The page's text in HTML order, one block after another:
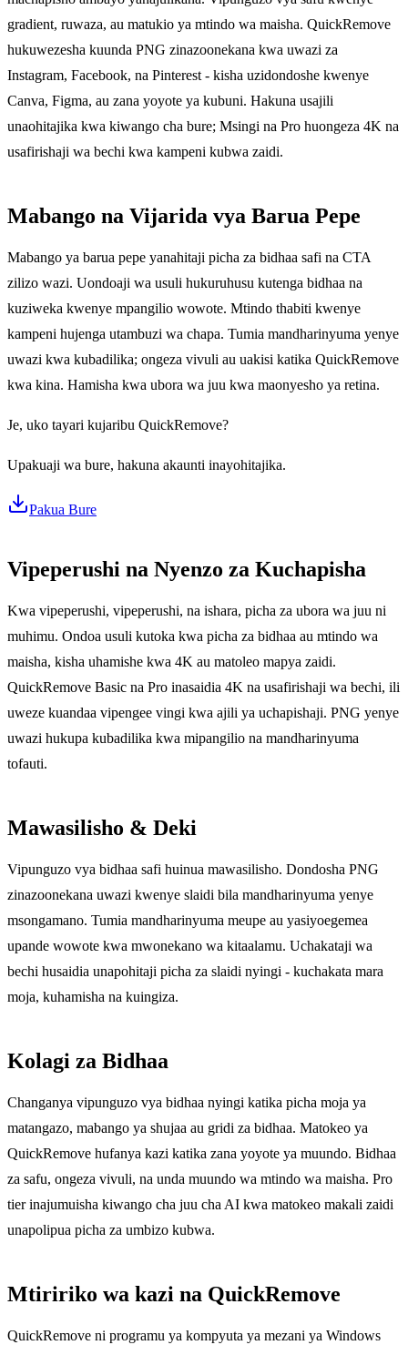
gradient, ruwaza, au matukio ya mtindo wa maisha. QuickRemove
hukuwezesha kuunda PNG zinazoonekana kwa uwazi za
Instagram, Facebook, na Pinterest - kisha uzidondoshe kwenye
Canva, Figma, au zana yoyote ya kubuni. Hakuna usajili
unaohitajika kwa kiwango cha bure; Msingi na Pro huongeza 4K na
usafirishaji wa bechi kwa kampeni kubwa zaidi.
Mabango na Vijarida vya Barua Pepe
Mabango ya barua pepe yanahitaji picha za bidhaa safi na CTA
zilizo wazi. Uondoaji wa usuli hukuruhusu kutenga bidhaa na
kuziweka kwenye mpangilio wowote. Mtindo thabiti kwenye
kampeni hujenga utambuzi wa chapa. Tumia mandharinyuma yenye
uwazi kwa kubadilika; ongeza vivuli au uakisi katika QuickRemove
kwa kina. Hamisha kwa ubora wa juu kwa maonyesho ya retina.
Je, uko tayari kujaribu QuickRemove?
Upakuaji wa bure, hakuna akaunti inayohitajika.
Pakua Bure
Vipeperushi na Nyenzo za Kuchapisha
Kwa vipeperushi, vipeperushi, na ishara, picha za ubora wa juu ni
muhimu. Ondoa usuli kutoka kwa picha za bidhaa au mtindo wa
maisha, kisha uhamishe kwa 4K au matoleo mapya zaidi.
QuickRemove Basic na Pro inasaidia 4K na usafirishaji wa bechi, ili
uweze kuandaa vipengee vingi kwa ajili ya uchapishaji. PNG yenye
uwazi hukupa kubadilika kwa mipangilio na mandharinyuma
tofauti.
Mawasilisho & Deki
Vipunguzo vya bidhaa safi huinua mawasilisho. Dondosha PNG
zinazoonekana uwazi kwenye slaidi bila mandharinyuma yenye
msongamano. Tumia mandharinyuma meupe au yasiyoegemea
upande wowote kwa mwonekano wa kitaalamu. Uchakataji wa
bechi husaidia unapohitaji picha za slaidi nyingi - kuchakata mara
moja, kuhamisha na kuingiza.
Kolagi za Bidhaa
Changanya vipunguzo vya bidhaa nyingi katika picha moja ya
matangazo, mabango ya shujaa au gridi za bidhaa. Matokeo ya
QuickRemove hufanya kazi katika zana yoyote ya muundo. Bidhaa
za safu, ongeza vivuli, na unda muundo wa mtindo wa maisha. Pro
tier inajumuisha kiwango cha juu cha AI kwa matokeo makali zaidi
unapolipua picha za umbizo kubwa.
Mtiririko wa kazi na QuickRemove
QuickRemove ni programu ya kompyuta ya mezani ya Windows